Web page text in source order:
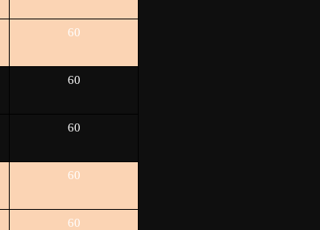
60
60
60
60
60